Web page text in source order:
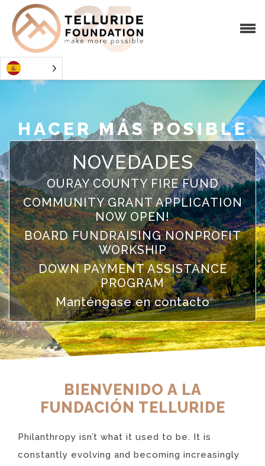
HACER MÁS POSIBLE
NOVEDADES
OURAY COUNTY FIRE FUND
COMMUNITY GRANT APPLICATION
NOW OPEN!
BOARD FUNDRAISING NONPROFIT
WORKSHIP
DOWN PAYMENT ASSISTANCE
PROGRAM
Manténgase en contacto
BIENVENIDO A LA
FUNDACIÓN TELLURIDE
Philanthropy isn’t what it used to be. It is
constantly evolving and becoming increasingly